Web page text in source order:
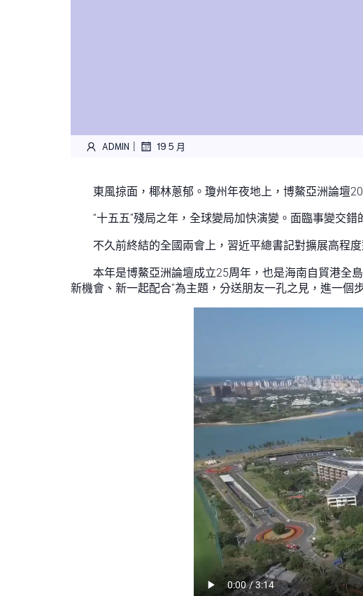
ADMIN | 19 5 月
東風掠面，椰林蔥郁。瓊州年夜地上，博鰲亞洲論壇
“十五五”殘局之年，全球變局加快演變。面臨事變交
不久前終結的全國兩會上，習近平總書記對擴展高程
本年是博鰲亞洲論壇成立25周年，也是海南自貿港全
新機會、新一起配合”為主題，分送朋友一孔之見，進一個